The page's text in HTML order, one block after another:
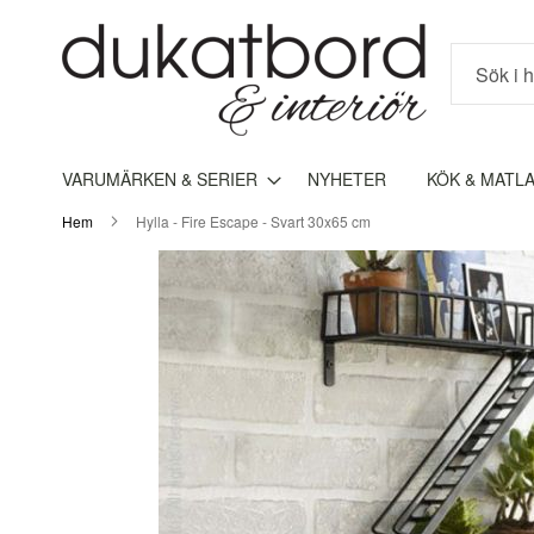
Sök
VARUMÄRKEN & SERIER NYHETER KÖK &
Hem Hylla - Fire Escape - Svart 30x65 cm